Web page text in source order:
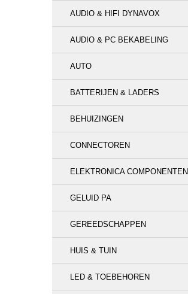
AUDIO & HIFI DYNAVOX
AUDIO & PC BEKABELING
AUTO
BATTERIJEN & LADERS
BEHUIZINGEN
CONNECTOREN
ELEKTRONICA COMPONENTEN
GELUID PA
GEREEDSCHAPPEN
HUIS & TUIN
LED & TOEBEHOREN